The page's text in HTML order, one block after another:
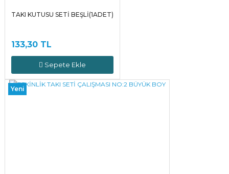
TAKI KUTUSU SETİ BEŞLİ(1ADET)
133,30 TL
Sepete Ekle
Yeni